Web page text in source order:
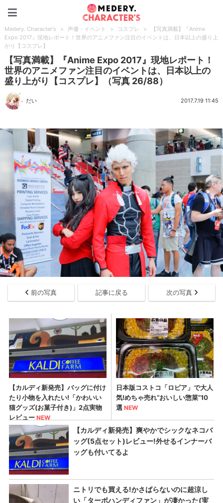
Medery. Character's > 声優・イベント > コスプレ >
【写真満載】『Anime
Expo 2017』現地レポート！世界のアニメファン注目のイベントは、日本以上の盛り上
がり【コスプレ】
【写真満載】『Anime Expo 2017』現地レポート！
世界のアニメファン注目のイベントは、日本以上の
盛り上がり【コスプレ】（写真 26/88）
だい 2017.7.19 11:45
前の写真 記事に戻る 次の写真